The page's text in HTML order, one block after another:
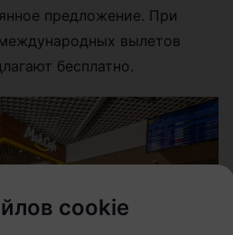
предложение. При
вылетов
бесплатно.
cookie